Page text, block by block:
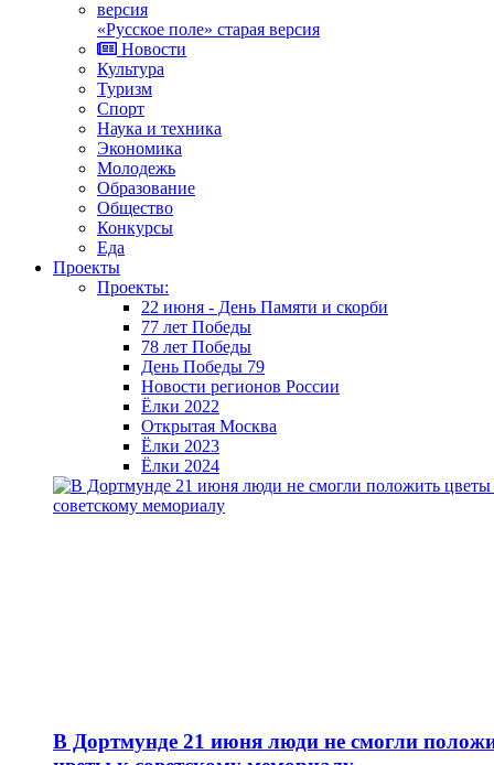
«Русское поле» старая версия
Новости
Культура
Туризм
Спорт
Наука и техника
Экономика
Молодежь
Образование
Общество
Конкурсы
Еда
Проекты
Проекты:
22 июня - День Памяти и скорби
77 лет Победы
78 лет Победы
День Победы 79
Новости регионов России
Ёлки 2022
Открытая Москва
Ёлки 2023
Ёлки 2024
В Дортмунде 21 июня люди не смогли